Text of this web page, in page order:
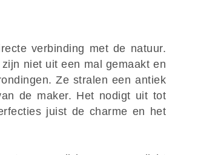
verbinding met de natuur.
niet uit een mal gemaakt en
Ze stralen een antiek
de maker. Het nodigt uit tot
juist de charme en het